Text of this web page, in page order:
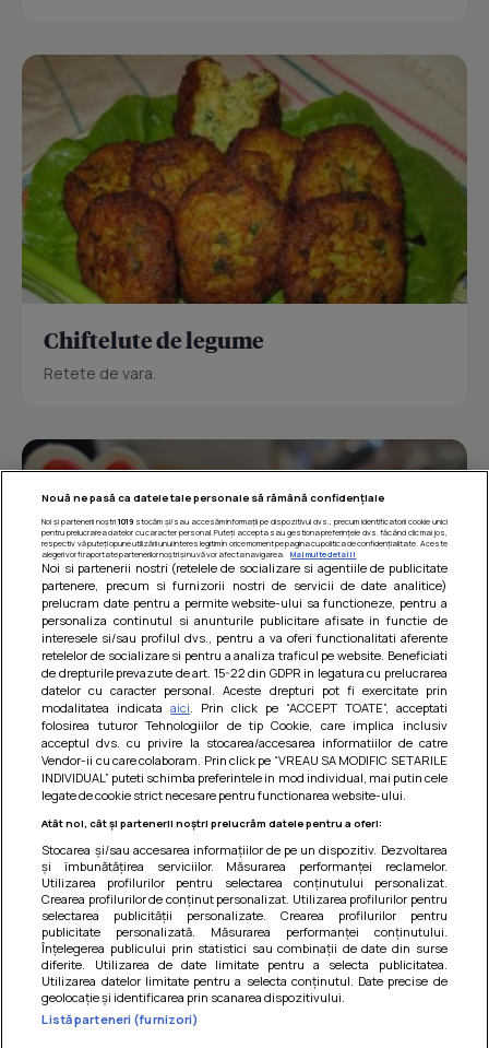
Chiftelute de legume
Retete de vara.
Barcute din vinete cu arpagic rosu
Un deliciu usor de preparat!
Termeni si conditii |
Nouă ne pasă ca datele tale personale să rămână confidențiale
Noi și partenerii noștri 1019stocăm și/sau accesăm informații pe dispozitivul dvs., precum identificatorii cookie unici
pentru prelucrarea datelor cu caracter personal. Puteți accepta sau gestiona preferințele dvs. făcând clic mai jos,
respectiv vă puteți opune utilizării unui interes legitim în orice moment pe pagina cu politica de confidențialitate. Aceste
alegeri vor fi raportate partenerilor noștri și nu vă vor afecta navigarea.
Mai multe detalii
Noi si partenerii nostri (retelele de socializare si agentiile de publicitate
partenere, precum si furnizorii nostri de servicii de date analitice)
prelucram date pentru a permite website-ului sa functioneze, pentru a
personaliza continutul si anunturile publicitare afisate in functie de
interesele si/sau profilul dvs., pentru a va oferi functionalitati aferente
retelelor de socializare si pentru a analiza traficul pe website. Beneficiati
de drepturile prevazute de art. 15-22 din GDPR in legatura cu prelucrarea
datelor cu caracter personal. Aceste drepturi pot fi exercitate prin
modalitatea indicataaici . Prin click pe “ACCEPT TOATE”, acceptati
folosirea tuturor Tehnologiilor de tip Cookie, care implica inclusiv
acceptul dvs. cu privire la stocarea/accesarea informatiilor de catre
Vendor-ii cu care colaboram. Prin click pe “VREAU SA MODIFIC SETARILE
INDIVIDUAL” puteti schimba preferintele in mod individual, mai putin cele
legate de cookie strict necesare pentru functionarea website-ului.
Atât noi, cât și partenerii noștri prelucrăm datele pentru a oferi:
Stocarea și/sau accesarea informațiilor de pe un dispozitiv. Dezvoltarea
și îmbunătățirea serviciilor. Măsurarea performanței reclamelor.
Utilizarea profilurilor pentru selectarea conținutului personalizat.
Crearea profilurilor de conținut personalizat. Utilizarea profilurilor pentru
selectarea publicității personalizate. Crearea profilurilor pentru
publicitate personalizată. Măsurarea performanței conținutului.
Înțelegerea publicului prin statistici sau combinații de date din surse
diferite. Utilizarea de date limitate pentru a selecta publicitatea.
Utilizarea datelor limitate pentru a selecta conținutul. Date precise de
geolocație și identificarea prin scanarea dispozitivului.
Listă parteneri (furnizori)